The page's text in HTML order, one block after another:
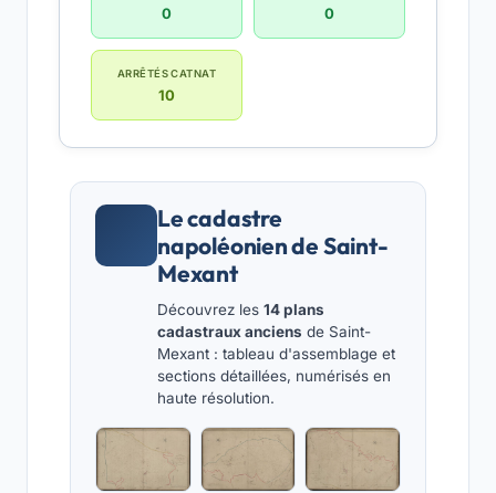
0 0
ARRÊTÉS CATNAT
10
Le cadastre
napoléonien de Saint-
Mexant
Découvrez les 14 plans
cadastraux anciens de Saint-
Mexant : tableau d'assemblage et
sections détaillées, numérisés en
haute résolution.